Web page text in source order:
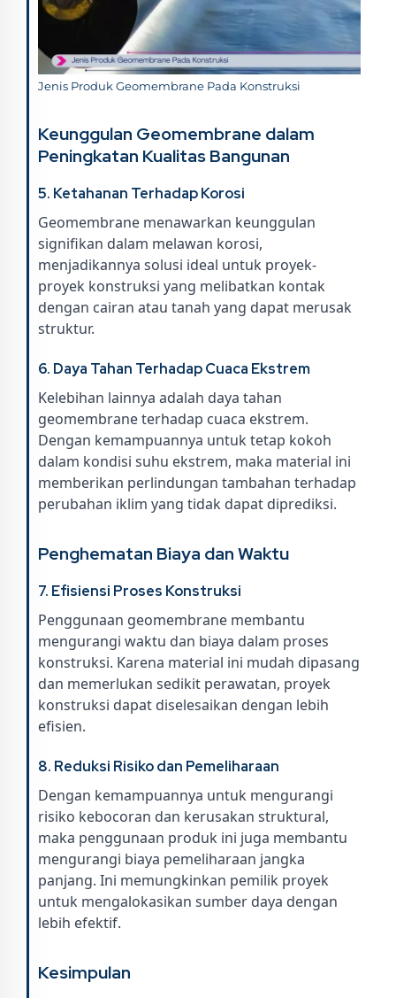
Jenis Produk Geomembrane Pada Konstruksi
Keunggulan Geomembrane dalam
Peningkatan Kualitas Bangunan
5. Ketahanan Terhadap Korosi
Geomembrane menawarkan keunggulan
signifikan dalam melawan korosi,
menjadikannya solusi ideal untuk proyek-
proyek konstruksi yang melibatkan kontak
dengan cairan atau tanah yang dapat merusak
struktur.
6. Daya Tahan Terhadap Cuaca Ekstrem
Kelebihan lainnya adalah daya tahan
geomembrane terhadap cuaca ekstrem.
Dengan kemampuannya untuk tetap kokoh
dalam kondisi suhu ekstrem, maka material ini
memberikan perlindungan tambahan terhadap
perubahan iklim yang tidak dapat diprediksi.
Penghematan Biaya dan Waktu
7. Efisiensi Proses Konstruksi
Penggunaan geomembrane membantu
mengurangi waktu dan biaya dalam proses
konstruksi. Karena material ini mudah dipasang
dan memerlukan sedikit perawatan, proyek
konstruksi dapat diselesaikan dengan lebih
efisien.
8. Reduksi Risiko dan Pemeliharaan
Dengan kemampuannya untuk mengurangi
risiko kebocoran dan kerusakan struktural,
maka penggunaan produk ini juga membantu
mengurangi biaya pemeliharaan jangka
panjang. Ini memungkinkan pemilik proyek
untuk mengalokasikan sumber daya dengan
lebih efektif.
Kesimpulan